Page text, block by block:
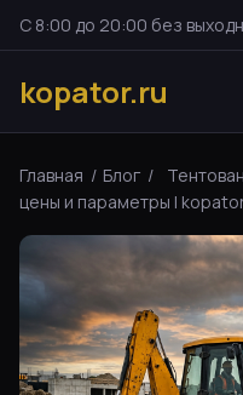
С 8:00 до 20:00 без
kopator.ru
Главная / Блог /
цены и параметры |